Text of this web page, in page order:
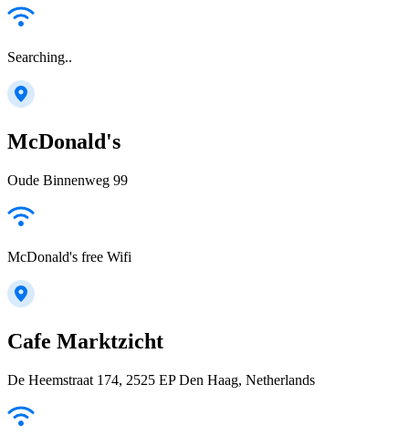
Searching..
McDonald's
Oude Binnenweg 99
McDonald's free Wifi
Cafe Marktzicht
De Heemstraat 174, 2525 EP Den Haag, Netherlands